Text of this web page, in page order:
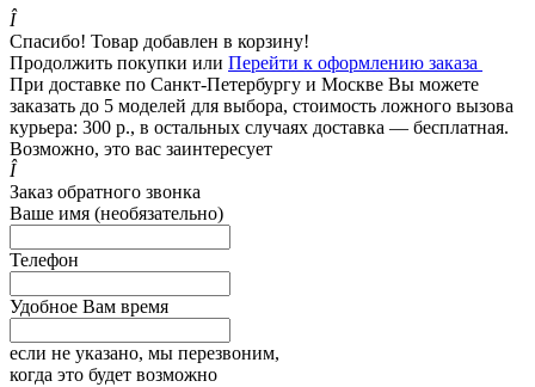
Î
Спасибо! Товар добавлен в корзину!
Продолжить покупки или Перейти к оформлению заказа
При доставке по Санкт-Петербургу и Москве Вы можете
заказать до 5 моделей для выбора, стоимость ложного вызова
курьера: 300 р., в остальных случаях доставка — бесплатная.
Возможно, это вас заинтересует
Î
Заказ обратного звонка
Ваше имя (необязательно)
Телефон
Удобное Вам время
если не указано, мы перезвоним,
когда это будет возможно